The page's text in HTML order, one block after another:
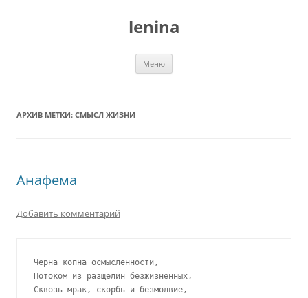
lenina
Меню
АРХИВ МЕТКИ: СМЫСЛ ЖИЗНИ
Анафема
Добавить комментарий
Черна копна осмысленности,
Потоком из разщелин безжизненных,
Сквозь мрак, скорбь и безмолвие,